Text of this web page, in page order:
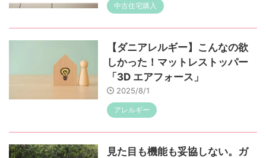
中古住宅購入
【ダニアレルギー】こんなの欲
しかった！マットレストッパー
「3D エアフォース」
2025/8/1
アレルギー
見た目も機能も妥協しない。ガ